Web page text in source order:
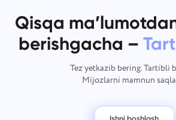
日本語
Bahasa Indonesia
বাংলা
Deutsch
Qisqa
berishgacha –
Tez yetkazib bering. Tartibli
Mijozlarni mamnun
Barcha funksiyalarni ko'rish
Kuzatuv vaqti
vaqtni qo'lda qo'shing.
Sanoatlar